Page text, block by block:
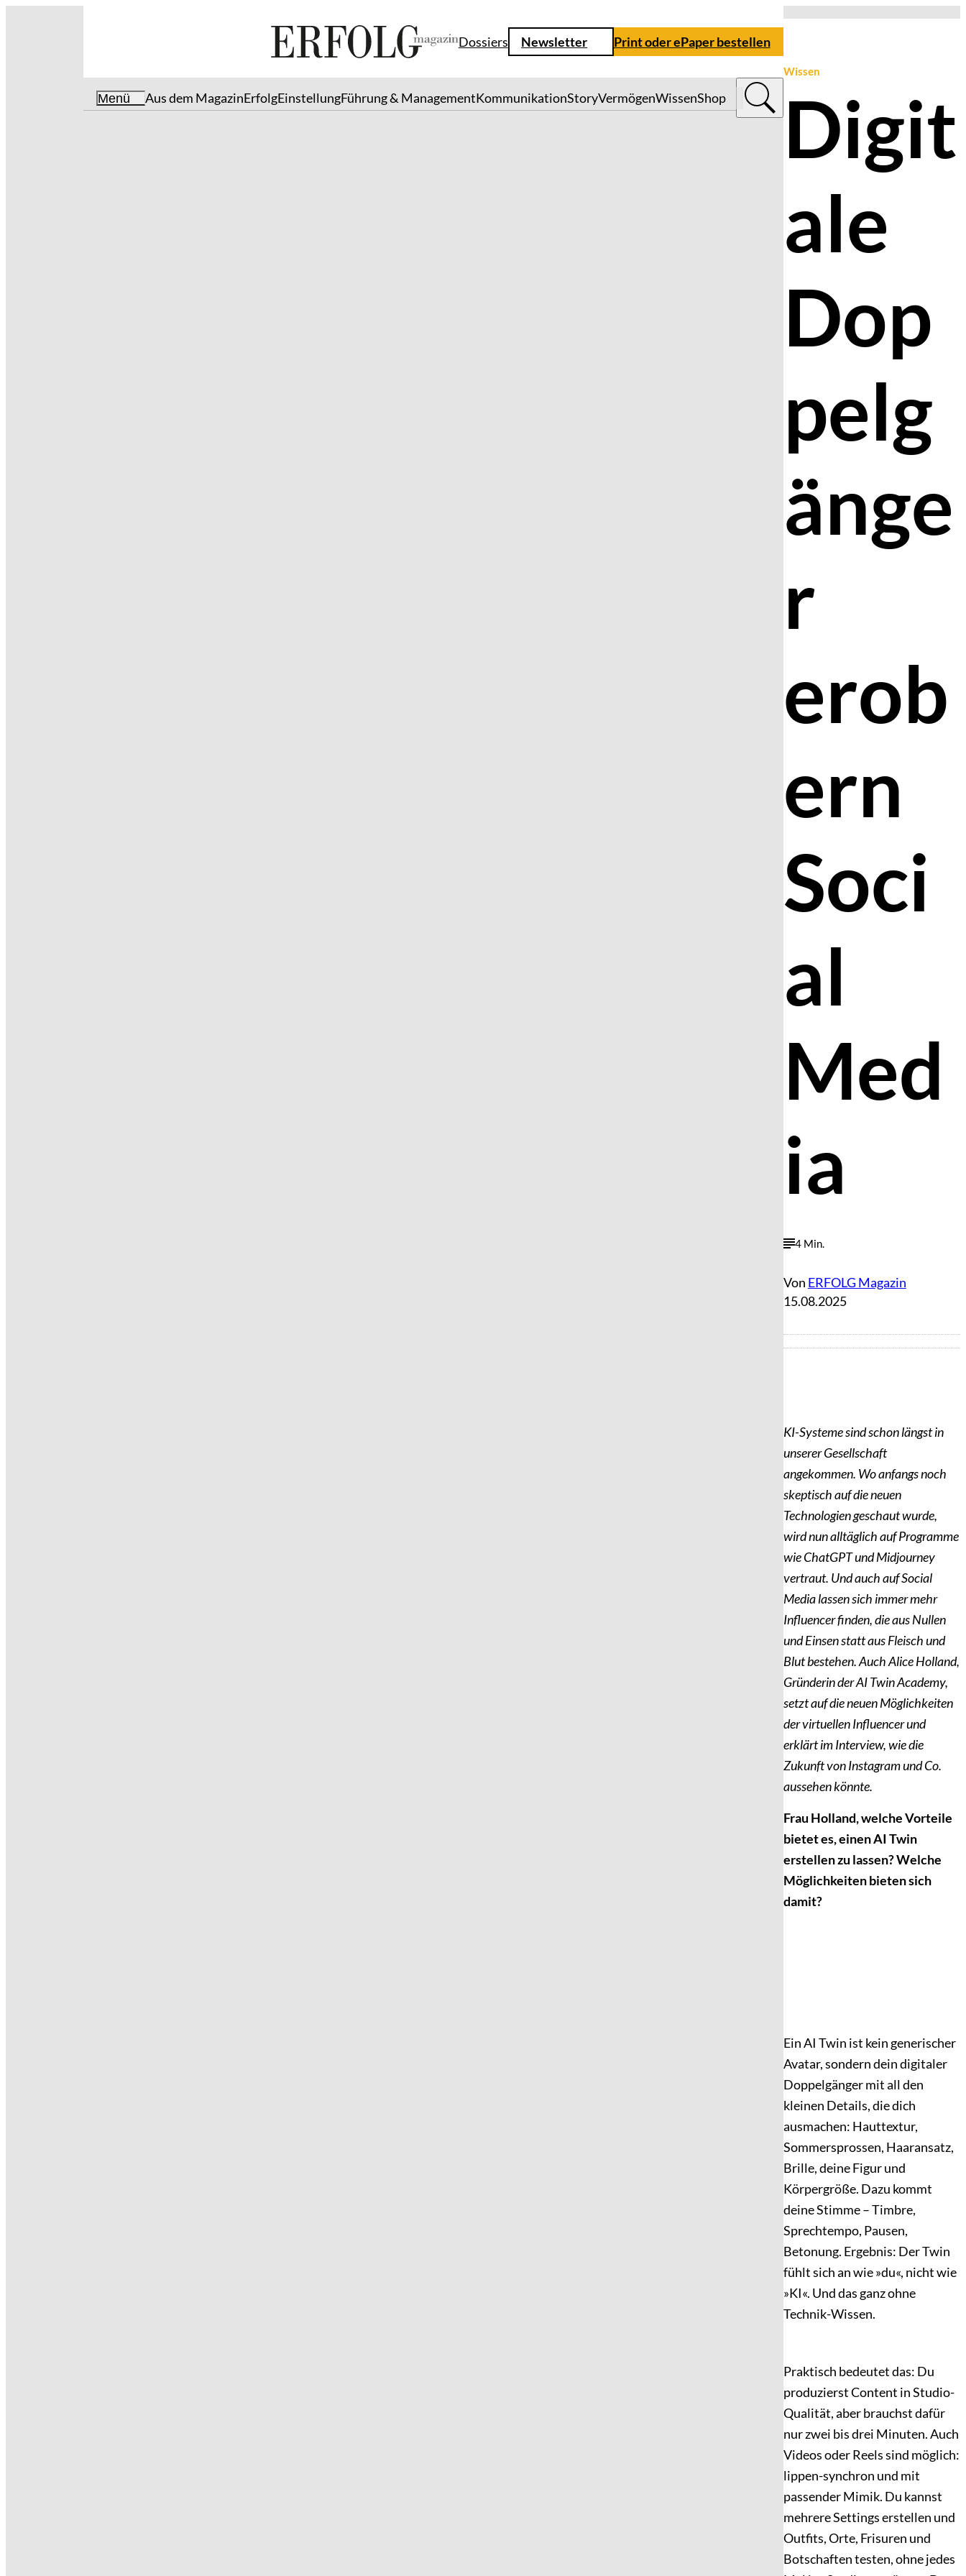
Dossiers Newsletter Print oder ePaper bestellen
Menü Aus dem MagazinErfolgEinstellungFührung & ManagementKommunikationStoryVermögenWissenShop
Wissen
Digit
ale
Dop
pelg
änge
r
erob
ern
Soci
al
Med
ia
4 Min.
Von ERFOLG Magazin
15.08.2025
KI-Systeme sind schon längst in
unserer Gesellschaft
angekommen. Wo anfangs noch
skeptisch auf die neuen
Technologien geschaut wurde,
wird nun alltäglich auf Programme
wie ChatGPT und Midjourney
vertraut. Und auch auf Social
Media lassen sich immer mehr
Influencer finden, die aus Nullen
und Einsen statt aus Fleisch und
Blut bestehen. Auch Alice Holland,
Gründerin der AI Twin Academy,
setzt auf die neuen Möglichkeiten
der virtuellen Influencer und
erklärt im Interview, wie die
Zukunft von Instagram und Co.
aussehen könnte.
Frau Holland, welche Vorteile
bietet es, einen AI Twin
erstellen zu lassen? Welche
Möglichkeiten bieten sich
damit?
Ein AI Twin ist kein generischer
Avatar, sondern dein digitaler
Doppelgänger mit all den
kleinen Details, die dich
ausmachen: Hauttextur,
Sommersprossen, Haaransatz,
Brille, deine Figur und
Körpergröße. Dazu kommt
deine Stimme – Timbre,
Sprechtempo, Pausen,
Betonung. Ergebnis: Der Twin
fühlt sich an wie »du«, nicht wie
»KI«. Und das ganz ohne
Technik-Wissen.
Praktisch bedeutet das: Du
produzierst Content in Studio-
Qualität, aber brauchst dafür
nur zwei bis drei Minuten. Auch
Videos oder Reels sind möglich:
lippen-synchron und mit
passender Mimik. Du kannst
mehrere Settings erstellen und
Outfits, Orte, Frisuren und
Botschaften testen, ohne jedes